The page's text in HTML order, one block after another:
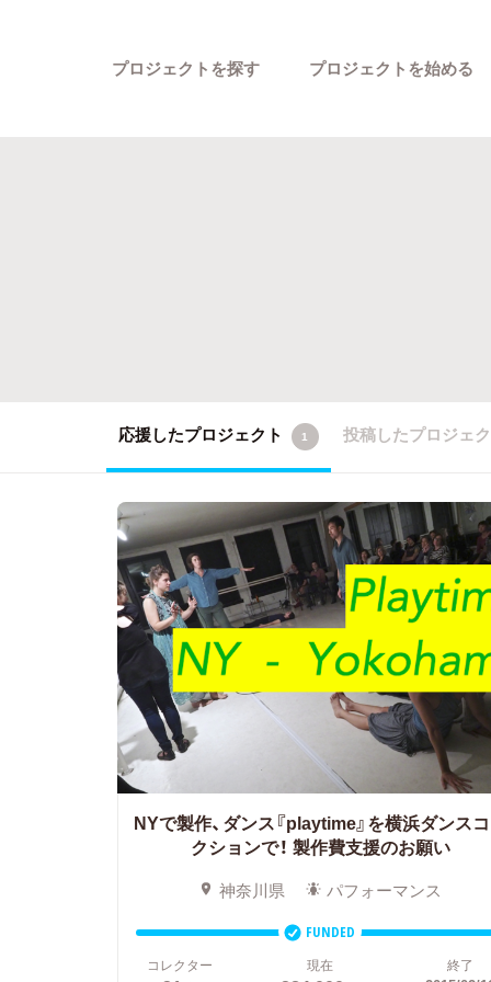
プロジェクトを探す プロジェクトを始める
応援したプロジェクト 1 投稿したプロジェ
NYで製作、ダンス『playtime』を横浜ダンス
クションで！ 製作費支援のお願い
神奈川県 パフォーマンス
FUNDED
コレクター
現在 終了